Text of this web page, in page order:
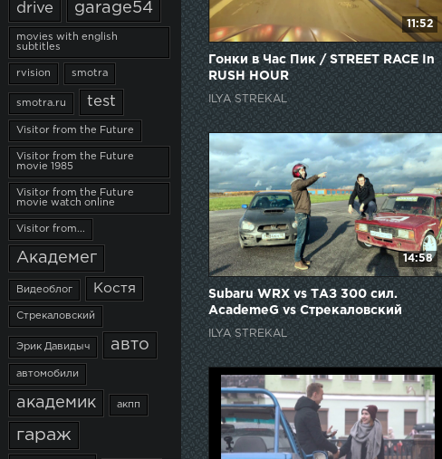
drive garage54
movies with english
subtitles
rvision smotra
smotra.ru test
Visitor from the Future
Visitor from the Future
movie 1985
Visitor from the Future
movie watch online
Visitor from...
Академег
Видеоблог Костя
Стрекаловский
Эрик Давидыч авто
автомобили
академик акпп
гараж
11:52
Гонки в Час Пик / STREET RACE In
RUSH HOUR
ILYA STREKAL
14:58
Subaru WRX vs ТАЗ 300 сил.
AcademeG vs Стрекаловский
ILYA STREKAL